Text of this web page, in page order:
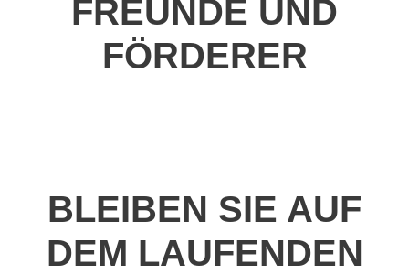
FREUNDE UND
FÖRDERER
BLEIBEN SIE AUF
DEM LAUFENDEN